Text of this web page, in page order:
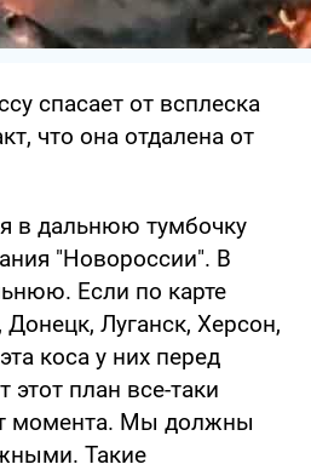
спасает от всплеска
что она отдалена от
в дальнюю тумбочку
"Новороссии". В
Если по карте
Луганск, Херсон,
коса у них перед
этот план все-таки
момента. Мы должны
Такие